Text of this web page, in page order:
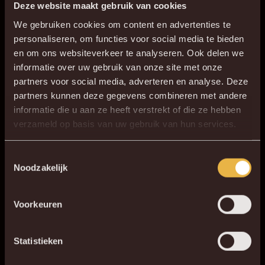
Deze website maakt gebruik van cookies
We gebruiken cookies om content en advertenties te
personaliseren, om functies voor social media te bieden
en om ons websiteverkeer te analyseren. Ook delen we
informatie over uw gebruik van onze site met onze
partners voor social media, adverteren en analyse. Deze
partners kunnen deze gegevens combineren met andere
informatie die u aan ze heeft verstrekt of die ze hebben
verzameld op basis van uw gebruik van hun services.
Noodzakelijk
Voorkeuren
Statistieken
Het management van KV Mechelen en al onze sponsors
zorgen ieder jaar voor materiële en financiële bijdrages, ook
hun steun kunnen we niet missen.